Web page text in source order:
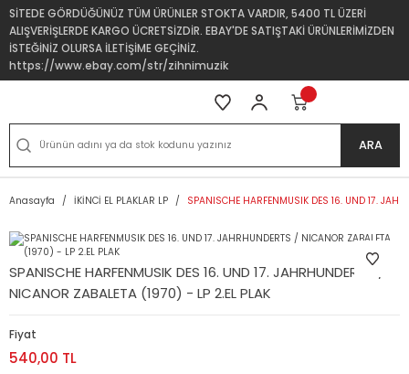
SİTEDE GÖRDÜĞÜNÜZ TÜM ÜRÜNLER STOKTA VARDIR, 5400 TL ÜZERİ
ALIŞVERİŞLERDE KARGO ÜCRETSİZDİR. EBAY'DE SATIŞTAKİ ÜRÜNLERİMİZDEN
İSTEĞİNİZ OLURSA İLETİŞİME GEÇİNİZ.
https://www.ebay.com/str/zihnimuzik
ARA
Anasayfa İKİNCİ EL PLAKLAR LP SPANISCHE HARFENMUSIK DES 16. UND 17.
SPANISCHE HARFENMUSIK DES 16. UND 17. JAHRHUNDERTS /
NICANOR ZABALETA (1970) - LP 2.EL PLAK
Fiyat
540,00 TL